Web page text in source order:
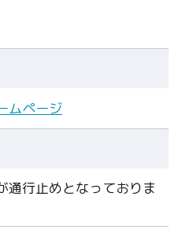
ムページ
行止めとなっておりま